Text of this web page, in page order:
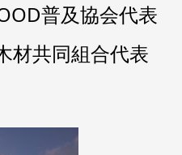
普及協会代表
材共同組合代表